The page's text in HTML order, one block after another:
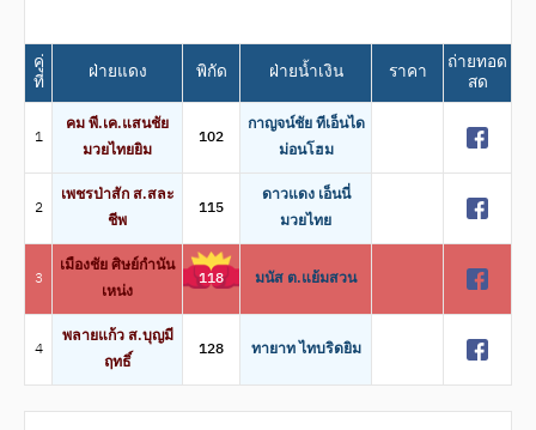
คู่
ที่ ฝ่ายแดง พิกัด ฝ่ายน้ำเงิน ราคา ถ่ายทอด
สด
1
คม พี.เค.แสนชัย
มวยไทยยิม
102
กาญจน์ชัย ทีเอ็นได
ม่อนโฮม
2
เพชรป่าสัก ส.สละ
ชีพ
115
ดาวแดง เอ็นนี่
มวยไทย
3
เมืองชัย ศิษย์กำนัน
เหน่ง
118 มนัส ต.แย้มสวน
4
พลายแก้ว ส.บุญมี
ฤทธิ์
128 ทายาท ไทบริดยิม